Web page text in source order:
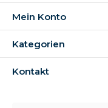
Möbelroller mit einer
ausgestattet. Diese
haben Gummirollen
Mein Konto
Kategorien
Kontakt